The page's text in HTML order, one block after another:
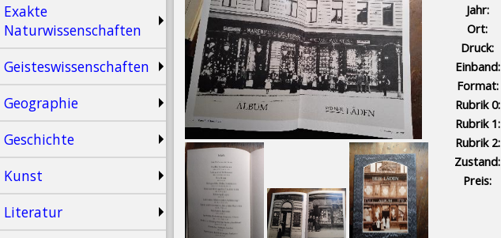
Exakte
Naturwissenschaften
Geisteswissenschaften
Geographie
Geschichte
Kunst
Literatur
Jahr:
Ort:
Druck:
Einband:
Format:
Rubrik 0:
Rubrik 1:
Rubrik 2:
Zustand:
Preis: